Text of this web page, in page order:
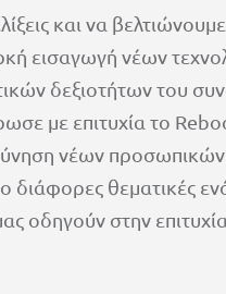
και να
εισαγωγή νέων
δεξιοτήτων του
με επιτυχία το
νέων
θεματικές
οδηγούν στην